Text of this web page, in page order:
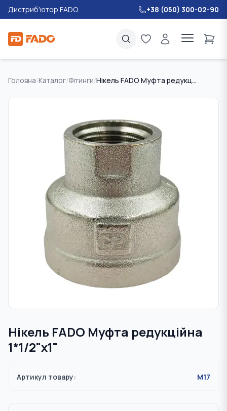
Дистриб'ютор FADO +38 (050) 300-02-90
Головна/Каталог/Фітинги/ Нікель FADO Муфта редукційна 1*1/2"x1"
Нікель FADO Муфта редукційна
1*1/2"x1"
Артикул товару: M17